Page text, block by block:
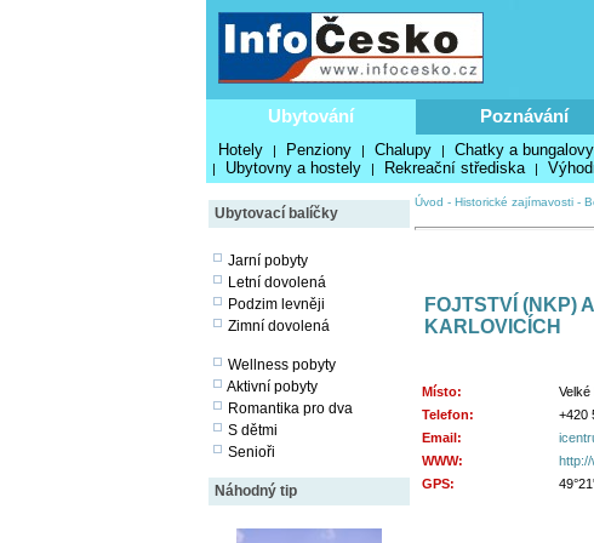
Ubytování Poznávání
Hotely | Penziony | Chalupy | Chatky a bungalovy
| Ubytovny a hostely | Rekreační střediska |
Ubytovací balíčky
Jarní pobyty
Letní dovolená
Podzim levněji
Zimní dovolená
Wellness pobyty
Aktivní pobyty
Romantika pro dva
S dětmi
Senioři
Náhodný tip
Úvod - Historické zajímavosti-
FOJTSTVÍ (NKP)
KARLOVICÍCH
Místo:
Velké
Telefon:
+420
Email:
WWW:
GPS: